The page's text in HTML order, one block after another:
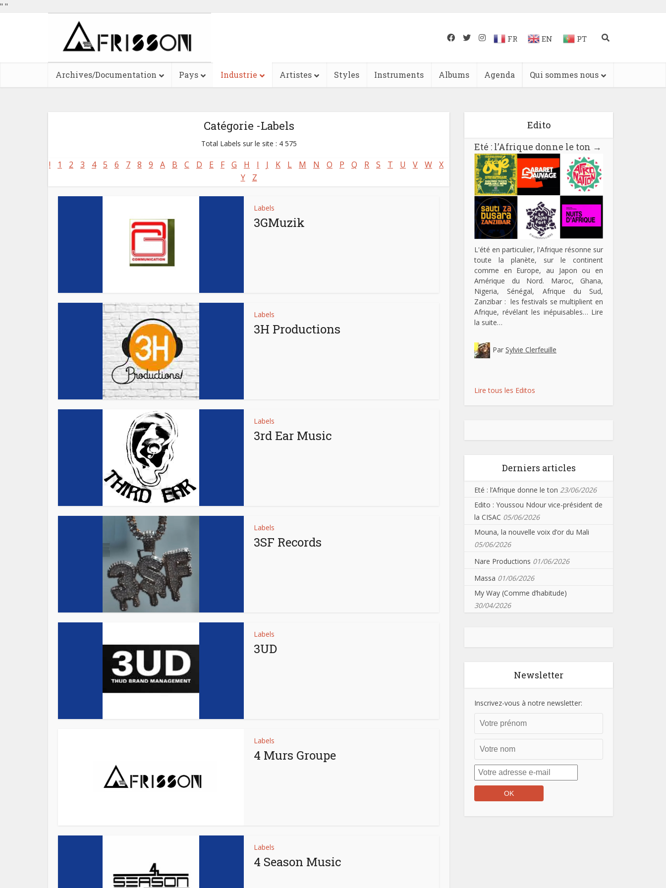
" "
FR EN PT
Archives/Documentation Pays Industrie Artistes Styles Instruments Albums Agenda Qui sommes nous
Catégorie -Labels
Total Labels sur le site : 4 575
! 1 2 3 4 5 6 7 8 9 A B C D E F G H I J K L M N O P Q R S T U V W
X
Y
Z
Labels
3GMuzik
Labels
3H Productions
Labels
3rd Ear Music
Labels
3SF Records
Labels
3UD
Labels
4 Murs Groupe
Labels
4 Season Music
Edito
Eté : l’Afrique donne le ton →
L'été en particulier, l'Afrique résonne sur
toute la planète, sur le continent
comme en Europe, au Japon ou en
Amérique du Nord. Maroc, Ghana,
Nigeria, Sénégal, Afrique du Sud,
Zanzibar : les festivals se multiplient en
Afrique, révélant les inépuisables… Lire
la suite…
Par Sylvie Clerfeuille
Lire tous les Editos
Derniers articles
Eté : l’Afrique donne le ton 23/06/2026
Edito : Youssou Ndour vice-président de
la CISAC 05/06/2026
Mouna, la nouvelle voix d’or du Mali
05/06/2026
Nare Productions 01/06/2026
Massa 01/06/2026
My Way (Comme d’habitude)
30/04/2026
Newsletter
Inscrivez-vous à notre newsletter: